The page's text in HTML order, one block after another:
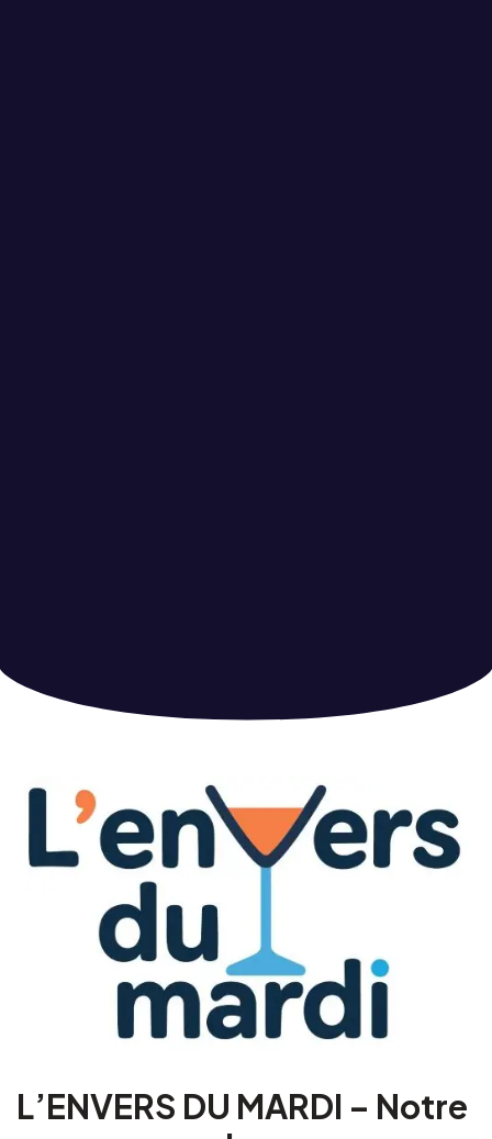
L’ENVERS DU MARDI – Notre